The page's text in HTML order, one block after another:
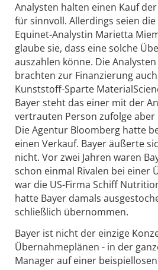
Analysten halten einen Kauf
für sinnvoll. Allerdings seien
Equinet-Analystin Marietta
glaube sie, dass eine solche
auszahlen könne. Die
brachten zur Finanzierung
Kunststoff-Sparte
Bayer steht das einer mit der
vertrauten Person zufolge
Die Agentur Bloomberg hatte
einen Verkauf. Bayer äußerte
nicht. Vor zwei Jahren waren
schon einmal Rivalen bei einer
war die US-Firma Schiff
hatte Bayer damals
schließlich übernommen.
Bayer ist nicht der einzige
Übernahmeplänen - in der
Manager auf einer